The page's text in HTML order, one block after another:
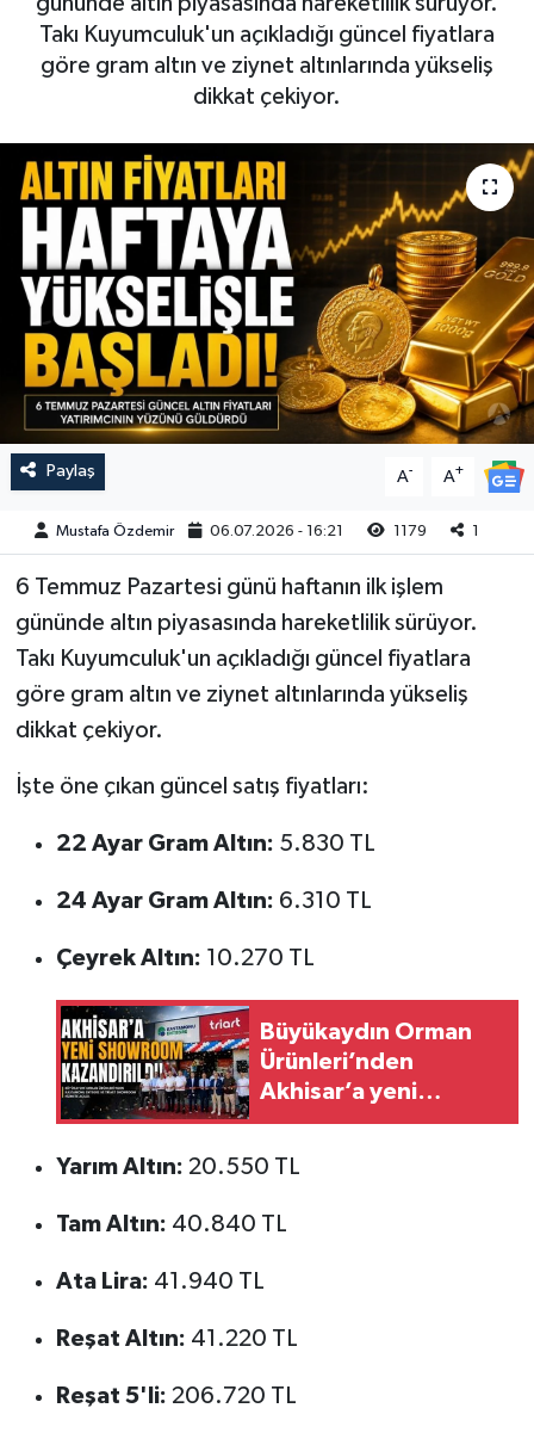
Takı Kuyumculuk'un açıkladığı güncel fiyatlara
göre gram altın ve ziynet altınlarında yükseliş
dikkat çekiyor.
Paylaş A- A+
Mustafa Özdemir 06.07.2026 - 16:21 1179 1
6 Temmuz Pazartesi günü haftanın ilk işlem
gününde altın piyasasında hareketlilik sürüyor.
Takı Kuyumculuk'un açıkladığı güncel fiyatlara
göre gram altın ve ziynet altınlarında yükseliş
dikkat çekiyor.
İşte öne çıkan güncel satış fiyatları:
22 Ayar Gram Altın: 5.830 TL
24 Ayar Gram Altın: 6.310 TL
Çeyrek Altın: 10.270 TL
Büyükaydın Orman
Ürünleri’nden
Akhisar’a yeni
showroom
Yarım Altın: 20.550 TL
Tam Altın: 40.840 TL
Ata Lira: 41.940 TL
Reşat Altın: 41.220 TL
Reşat 5'li: 206.720 TL
Magazin
Kadın
Yerel Haber
Akhisar Emlak
Ülke
Etiketler
Duyurular
Sektörel
Röportaj
Dünya
Yaşam
Kadın
Teknoloji
Yerel Haber
Akhisar Emlak
Ülke
Etiketler